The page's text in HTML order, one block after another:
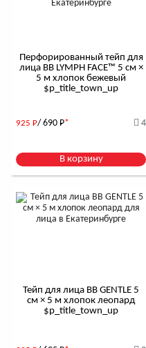
Перфорированный тейп для
лица BB LYMPH FACE™ 5 см ×
5 м хлопок бежевый
$р_title_town_up
925 Р/ 690 Р* 4
В корзину
Тейп для лица BB GENTLE 5
см × 5 м хлопок леопард
$р_title_town_up